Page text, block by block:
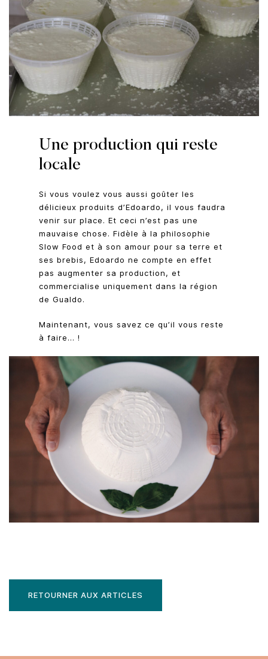
Une production qui reste
locale
Si vous voulez vous aussi goûter les
délicieux produits d’Edoardo, il vous faudra
venir sur place. Et ceci n’est pas une
mauvaise chose. Fidèle à la philosophie
Slow Food et à son amour pour sa terre et
ses brebis, Edoardo ne compte en effet
pas augmenter sa production, et
commercialise uniquement dans la région
de Gualdo.
Maintenant, vous savez ce qu’il vous reste
à faire… !
RETOURNER AUX ARTICLES